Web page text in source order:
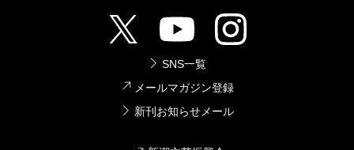
SNS一覧
メールマガジン登録
新刊お知らせメール